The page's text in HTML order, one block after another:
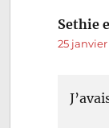
Sethie
25 janvier